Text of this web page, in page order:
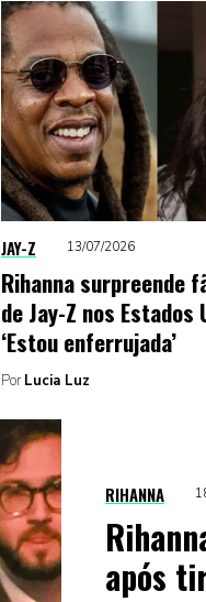
JAY-Z 13/07/2026
Rihanna surpreende
de Jay-Z nos Estados
‘Estou enferrujada’
Por Lucia Luz
RIHANNA
após